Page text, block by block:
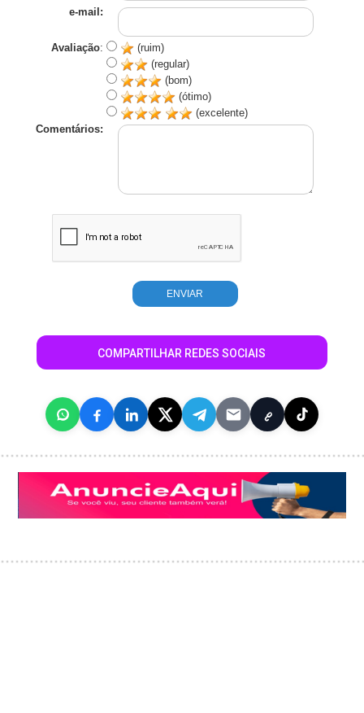
e-mail:
Avaliação:
(ruim)
(regular)
(bom)
(ótimo)
(excelente)
Comentários:
COMPARTILHAR REDES SOCIAIS